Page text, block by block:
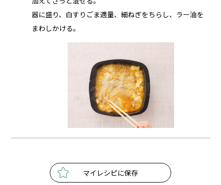
器に盛り、白すりごま適量、細ねぎをちらし、ラー油を
まわしかける。
マイレシピに保存